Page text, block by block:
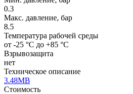
0.3
Макс. давление, бар
8.5
Температура рабочей среды
от -25 °C до +85 °C
Взрывозащита
нет
Техническое описание
3.48MB
Стоимость